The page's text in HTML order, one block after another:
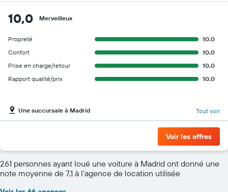
10,0 Merveilleux
Propreté
10.0
Confort
10.0
Prise en charge/retour
10.0
Rapport qualité/prix
10.0
Une succursale à Madrid Tout voir
Voir les offres
261 personnes ayant loué une voiture à Madrid ont donné une
note moyenne de 7,1 à l’agence de location utilisée